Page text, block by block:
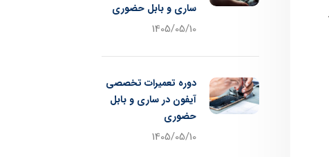
ساری و بابل حضوری
1405/05/10
دوره تعمیرات تخصصی
آیفون در ساری و بابل
حضوری
1405/05/10